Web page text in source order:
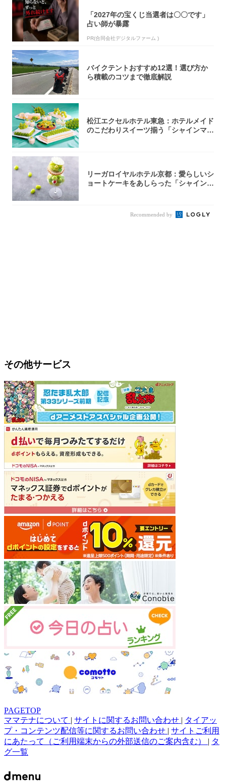
「2027年の宝くじ当選者は〇〇です」
占い師が暴露
PR(合同会社デジタルファーム )
バイクテントおすすめ12選！選び方か
ら積載のコツまで徹底解説
松江エクセルホテル東急：ホテルメイド
のこだわりスイーツ揃う「シャインマス
リーガロイヤルホテル京都：愛らしいシ
ョートケーキをあしらった「シャインマ
Recommended by
その他サービス
PAGETOP
ママテナについて | サイトに関するお問い合わせ | タイアッ
プ・コンテンツ配信等に関するお問い合わせ | サイトご利用
にあたって（ご利用端末からの外部送信のご案内含む） | タ
グ一覧